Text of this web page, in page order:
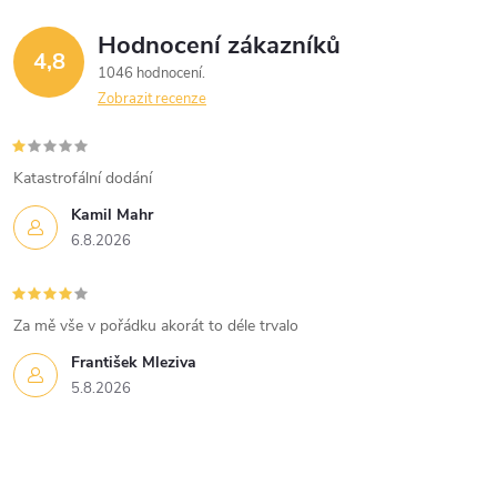
4,8 Hodnocení zákazníků
1046 hodnocení
Zobrazit recenze
Kamil Mahr
6.8.2026
Katastrofální dodání
František Mleziva
5.8.2026
Za mě vše v pořádku akorát to déle trvalo